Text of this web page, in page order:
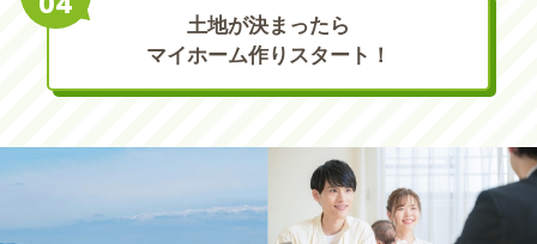
土地が決まったら
マイホーム作りスタート！